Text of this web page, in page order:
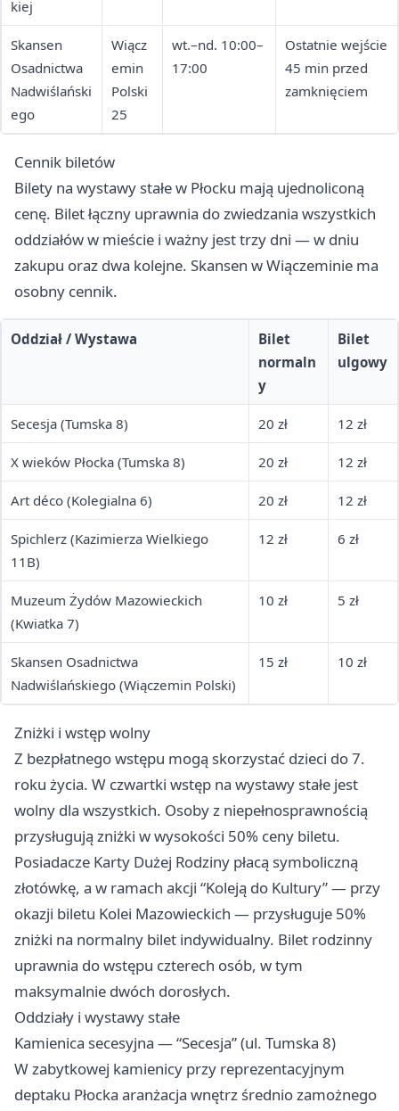
kiej
Skansen
Osadnictwa
Nadwiślański
ego
Wiącz
emin
Polski
25
wt.–nd. 10:00–
17:00
Ostatnie wejście
45 min przed
zamknięciem
Cennik biletów
Bilety na wystawy stałe w Płocku mają ujednoliconą
cenę. Bilet łączny uprawnia do zwiedzania wszystkich
oddziałów w mieście i ważny jest trzy dni — w dniu
zakupu oraz dwa kolejne. Skansen w Wiączeminie ma
osobny cennik.
Oddział / Wystawa
Bilet
normaln
y
Bilet
ulgowy
Secesja (Tumska 8) 20 zł 12 zł
X wieków Płocka (Tumska 8) 20 zł 12 zł
Art déco (Kolegialna 6) 20 zł 12 zł
Spichlerz (Kazimierza Wielkiego
11B)
12 zł 6 zł
Muzeum Żydów Mazowieckich
(Kwiatka 7)
10 zł 5 zł
Skansen Osadnictwa
Nadwiślańskiego (Wiączemin Polski)
15 zł 10 zł
Zniżki i wstęp wolny
Z bezpłatnego wstępu mogą skorzystać dzieci do 7.
roku życia. W czwartki wstęp na wystawy stałe jest
wolny dla wszystkich. Osoby z niepełnosprawnością
przysługują zniżki w wysokości 50% ceny biletu.
Posiadacze Karty Dużej Rodziny płacą symboliczną
złotówkę, a w ramach akcji “Koleją do Kultury” — przy
okazji biletu Kolei Mazowieckich — przysługuje 50%
zniżki na normalny bilet indywidualny. Bilet rodzinny
uprawnia do wstępu czterech osób, w tym
maksymalnie dwóch dorosłych.
Oddziały i wystawy stałe
Kamienica secesyjna — “Secesja” (ul. Tumska 8)
W zabytkowej kamienicy przy reprezentacyjnym
deptaku Płocka aranżacja wnętrz średnio zamożnego